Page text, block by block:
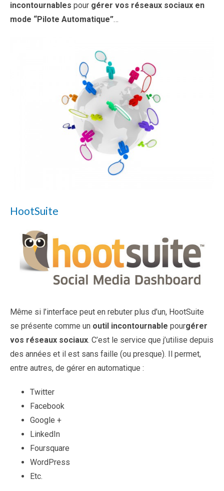
incontournables pour gérer vos réseaux sociaux en
mode “Pilote Automatique”…
HootSuite
Même si l’interface peut en rebuter plus d’un, HootSuite
se présente comme un outil incontournable pourgérer
vos réseaux sociaux. C’est le service que j’utilise depuis
des années et il est sans faille (ou presque). Il permet,
entre autres, de gérer en automatique :
Twitter
Facebook
Google +
LinkedIn
Foursquare
WordPress
Etc.